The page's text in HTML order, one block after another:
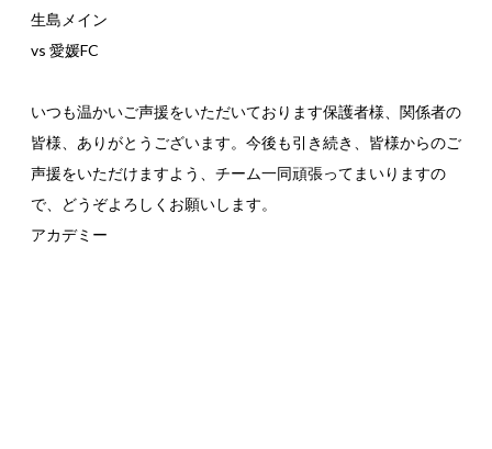
生島メイン
vs 愛媛FC
いつも温かいご声援をいただいております保護者様、関係者の
皆様、ありがとうございます。今後も引き続き、皆様からのご
声援をいただけますよう、チーム一同頑張ってまいりますの
で、どうぞよろしくお願いします。
アカデミー